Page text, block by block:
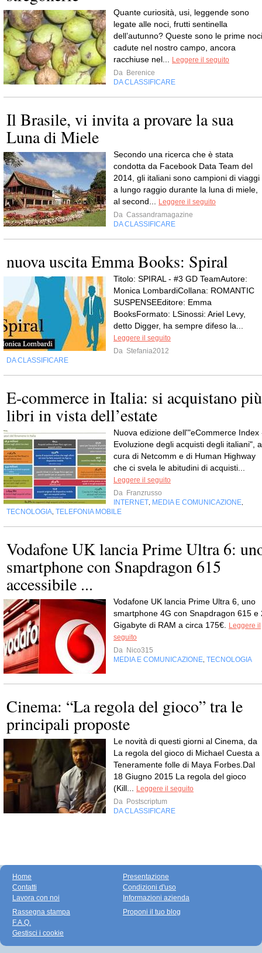
Quante curiosità, usi, leggende sono
legate alle noci, frutti sentinella
dell’autunno? Queste sono le prime noci
cadute nel nostro campo, ancora
racchiuse nel...
Leggere il seguito
Da Berenice
DA CLASSIFICARE
Il Brasile, vi invita a provare la sua
Luna di Miele
Secondo una ricerca che è stata
condotta da Facebook Data Team del
2014, gli italiani sono campioni di viaggi
a lungo raggio durante la luna di miele,
al second...
Leggere il seguito
Da Cassandramagazine
DA CLASSIFICARE
nuova uscita Emma Books: Spiral
Titolo: SPIRAL - #3 GD TeamAutore:
Monica LombardiCollana: ROMANTIC
SUSPENSEEditore: Emma
BooksFormato: LSinossi: Ariel Levy,
detto Digger, ha sempre difeso la...
Leggere il seguito
Da Stefania2012
DA CLASSIFICARE
E-commerce in Italia: si acquistano più
libri in vista dell’estate
Nuova edizione dell'"eCommerce Index
Evoluzione degli acquisti degli italiani", a
cura di Netcomm e di Human Highway
che ci svela le abitudini di acquisti...
Leggere il seguito
Da Franzrusso
INTERNET MEDIA E COMUNICAZIONE
TECNOLOGIA TELEFONIA MOBILE
Vodafone UK lancia Prime Ultra 6:
smartphone con Snapdragon 615
accessibile ...
Vodafone UK lancia Prime Ultra 6, uno
smartphone 4G con Snapdragon 615 e
Gigabyte di RAM a circa 175€.
Leggere il
seguito
Da Nico315
MEDIA E COMUNICAZIONE TECNOLOGIA
Cinema: “La regola del gioco” tra le
principali proposte
Le novità di questi giorni al Cinema, da
La regola del gioco di Michael Cuesta a
Teneramente folle di Maya Forbes.Dal
18 Giugno 2015 La regola del gioco
(Kill...
Leggere il seguito
Da Postscriptum
DA CLASSIFICARE
Home
Contatti
Lavora con noi
Presentazione
Condizioni d'uso
Informazioni azienda
Rassegna stampa
F.A.Q.
Gestisci i cookie
Proponi il tuo blog